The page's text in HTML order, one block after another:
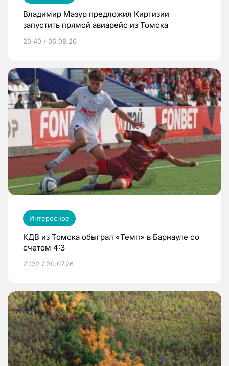
Владимир Мазур предложил Киргизии
запустить прямой авиарейс из Томска
20:40 / 06.08.26
Интересное
КДВ из Томска обыграл «Темп» в Барнауле со
счетом 4:3
21:32 / 30.07.26